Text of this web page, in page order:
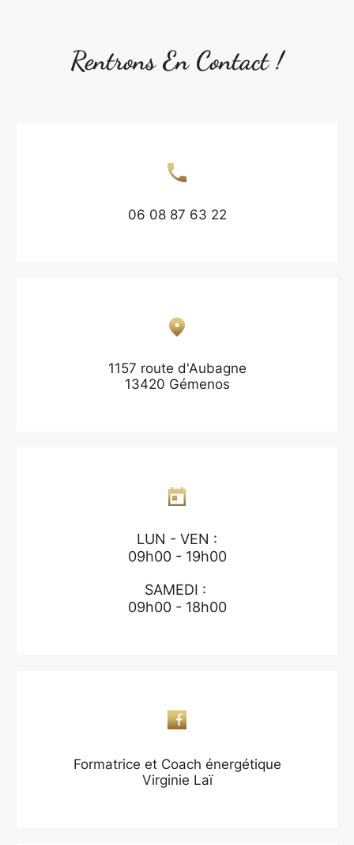
Rentrons En Contact !
06 08 87 63 22
1157 route d'Aubagne
13420 Gémenos
LUN - VEN :
09h00 - 19h00
SAMEDI :
09h00 - 18h00
Formatrice et Coach énergétique
Virginie Laï